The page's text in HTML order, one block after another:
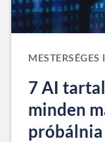
7 AI
minden
próbálnia